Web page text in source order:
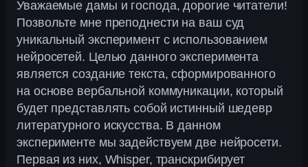
Уважаемые дамы и господа, дорогие читатели!
Позвольте мне преподнести на ваш суд
уникальный эксперимент с использованием
нейросетей. Целью данного эксперимента
является создание текста, сформированного
на основе вербальной коммуникации, который
будет представлять собой истинный шедевр
литературного искусства. В данном
эксперименте мы задействуем две нейросети.
Первая из них, Whisper, транскрибирует